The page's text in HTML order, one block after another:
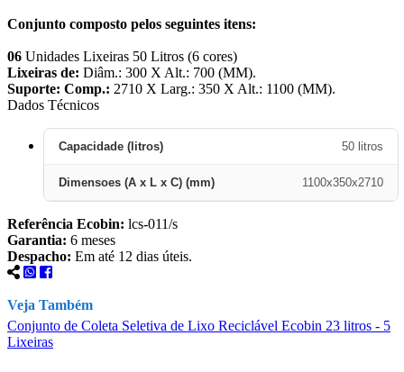
Conjunto composto pelos seguintes itens:
06 Unidades Lixeiras 50 Litros (6 cores)
Lixeiras de: Diâm.: 300 X Alt.: 700 (MM).
Suporte: Comp.: 2710 X Larg.: 350 X Alt.: 1100 (MM).
Dados Técnicos
Capacidade (litros) 50 litros
Dimensoes (A x L x C) (mm) 1100x350x2710
Referência Ecobin: lcs-011/s
Garantia: 6 meses
Despacho: Em até 12 dias úteis.
Veja Também
Conjunto de Coleta Seletiva de Lixo Reciclável Ecobin 23 litros - 5
Lixeiras